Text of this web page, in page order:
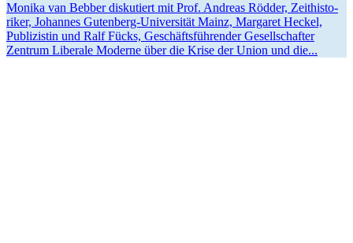
Monika van Bebber disku­tiert mit Prof. Andreas Rödder, Zeithis­to­
riker, Johannes Gutenberg-Univer­­­sität Mainz, Margaret Heckel,
Publi­zistin und Ralf Fücks, Geschäfts­füh­render Gesell­schafter
Zentrum Liberale Moderne über die Krise der Union und die...